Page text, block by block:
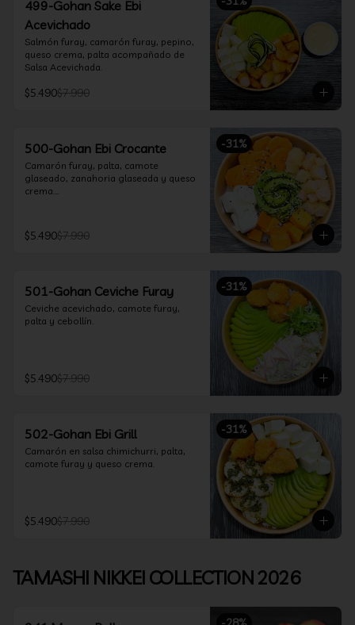
499-Gohan Sake Ebi
Acevichado
Salmón furay, camarón furay, pepino,
queso crema, palta acompañado de
Salsa Acevichada.
$5.490$7.990
-31%
500-Gohan Ebi Crocante
Camarón furay, palta, camote
glaseado, zanahoria glaseada y queso
crema.
$5.490$7.990
-31%
501-Gohan Ceviche Furay
Ceviche acevichado, camote furay,
palta y cebollín.
$5.490$7.990
-31%
502-Gohan Ebi Grill
Camarón en salsa chimichurri, palta,
camote furay y queso crema.
$5.490$7.990
TAMASHI NIKKEI COLLECTION 2026